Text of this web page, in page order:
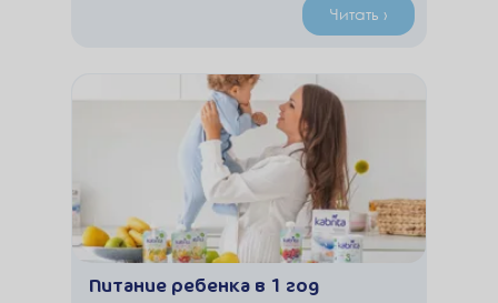
ограничивается детской комнатой иЧитать ›
Питание ребенка в 1 год